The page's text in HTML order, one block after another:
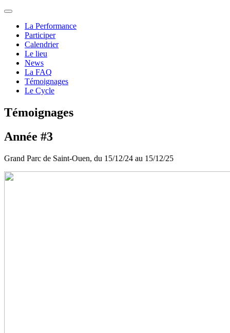
La Performance
Participer
Calendrier
Le lieu
News
La FAQ
Témoignages
Le Cycle
Témoignages
Année #3
Grand Parc de Saint-Ouen, du 15/12/24 au 15/12/25